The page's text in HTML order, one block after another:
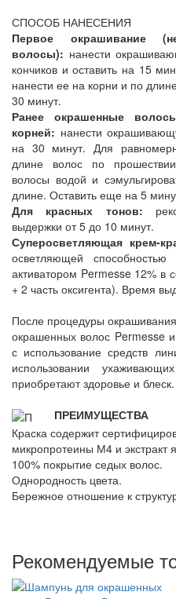
СПОСОБ НАНЕСЕНИЯ
Первое окрашивание
волосы): нанести
кончиков и оставить на 15
нанести ее на корни и по
30 минут.
Ранее окрашенные
корней: нанести
на 30 минут. Для
длине волос по
волосы водой и
длине. Оставить еще на 5
Для красных тонов:
выдержки от 5 до 10 минут.
Суперосветляющая крем-
осветляющей
активатором Permesse 12% в
+ 2 часть оксигента). Время
После процедуры
окрашенных волос Permesse
с использование средств
использовании
приобретают здоровье и блеск.
ПРЕИМУЩЕСТВА
Краска содержит
микропротеины М4 и экстракт
100% покрытие седых волос.
Однородность цвета.
Бережное отношение к
Рекомендуемые